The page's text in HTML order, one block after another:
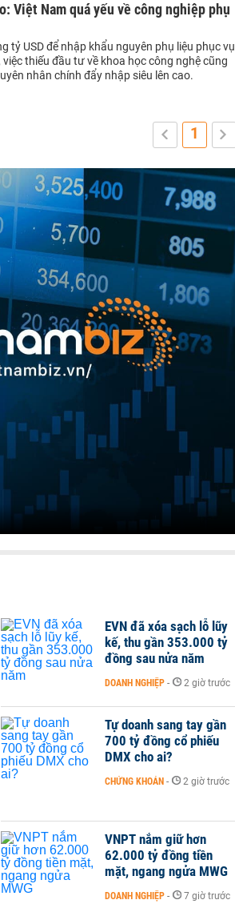
Việt Nam quá yếu về công nghiệp phụ
tỷ USD để nhập khẩu nguyên phụ liệu phục vụ
thiếu đầu tư về khoa học công nghệ cũng
nhân chính đẩy nhập siêu lên cao.
1
EVN đã xóa sạch lỗ lũy
kế, thu gần 353.000 tỷ
đồng sau nửa năm
DOANH NGHIỆP - 2 giờ trước
Tự doanh sang tay gần
700 tỷ đồng cổ phiếu
DMX cho ai?
CHỨNG KHOÁN - 2 giờ trước
VNPT nắm giữ hơn
62.000 tỷ đồng tiền
mặt, ngang ngửa MWG
DOANH NGHIỆP - 7 giờ trước